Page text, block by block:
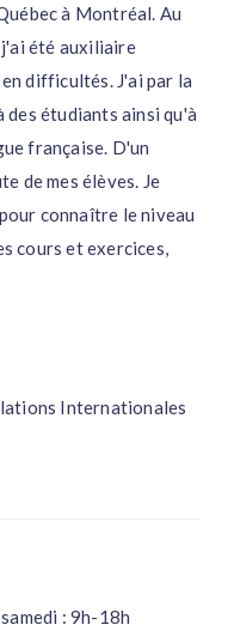
à Montréal. Au
été auxiliaire
difficultés. J'ai par la
des étudiants ainsi qu'à
française. D'un
de mes élèves. Je
connaître le niveau
cours et exercices,
Internationales
: 9h-18h